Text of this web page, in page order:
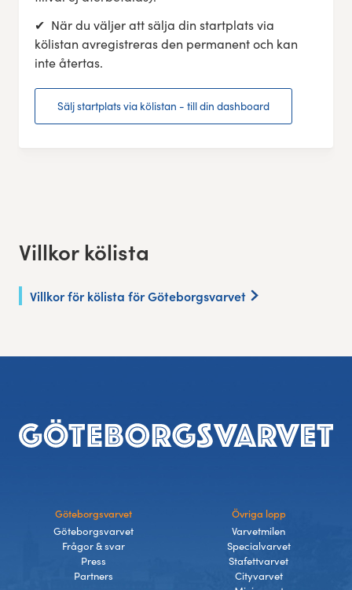
✔ När du väljer att sälja din startplats via
kölistan avregistreras den permanent och kan
inte återtas.
Sälj startplats via kölistan - till din dashboard
Villkor kölista
Villkor för kölista för Göteborgsvarvet
Sidfot
Göteborgsvarvet
Göteborgsvarvet
Frågor & svar
Press
Partners
Övriga lopp
Varvetmilen
Specialvarvet
Stafettvarvet
Cityvarvet